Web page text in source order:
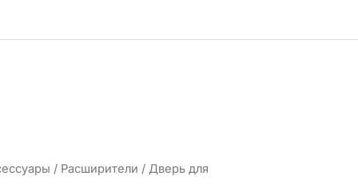
/ Расширители / Дверь для
Текущая